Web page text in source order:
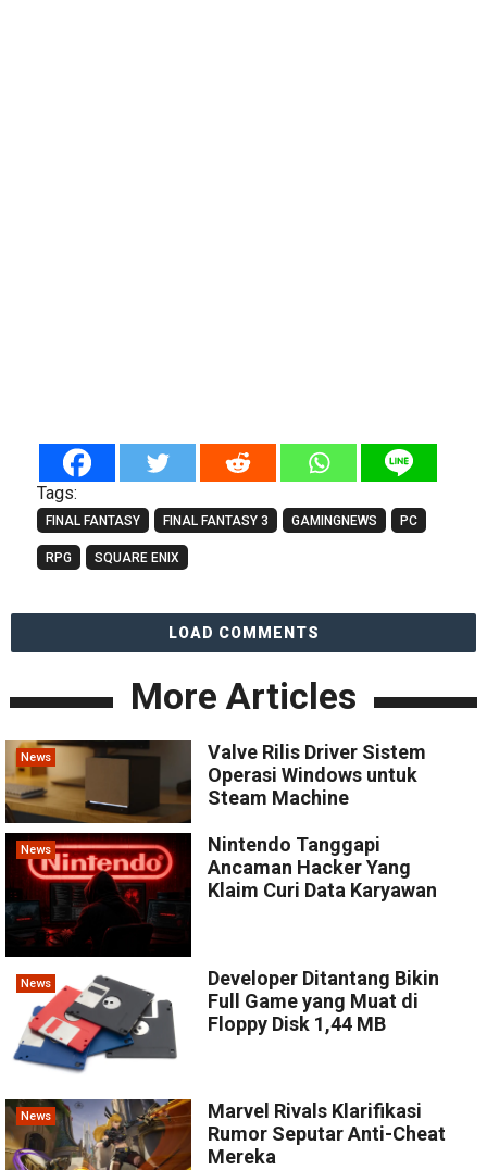
Tags:
FINAL FANTASY FINAL FANTASY 3 GAMINGNEWS PC
RPG SQUARE ENIX
LOAD COMMENTS
More Articles
News
Valve Rilis Driver Sistem
Operasi Windows untuk
Steam Machine
News
Nintendo Tanggapi
Ancaman Hacker Yang
Klaim Curi Data Karyawan
News
Developer Ditantang Bikin
Full Game yang Muat di
Floppy Disk 1,44 MB
News
Marvel Rivals Klarifikasi
Rumor Seputar Anti-Cheat
Mereka